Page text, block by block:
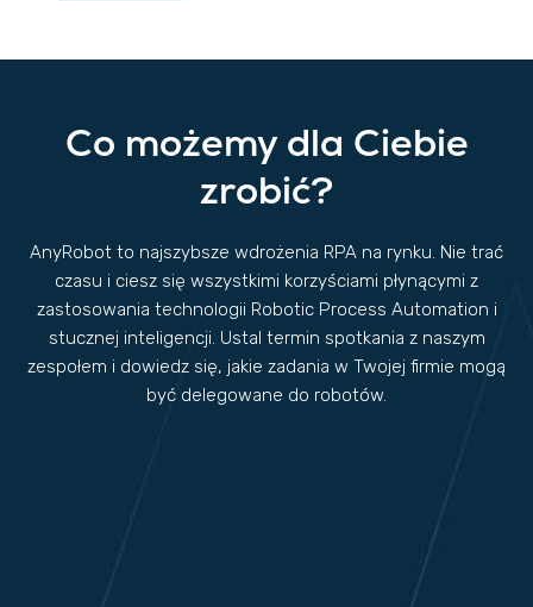
Co możemy dla Ciebie
zrobić?
AnyRobot to najszybsze wdrożenia RPA na rynku. Nie trać
czasu i ciesz się wszystkimi korzyściami płynącymi z
zastosowania technologii Robotic Process Automation i
stucznej inteligencji. Ustal termin spotkania z naszym
zespołem i dowiedz się, jakie zadania w Twojej firmie mogą
być delegowane do robotów.